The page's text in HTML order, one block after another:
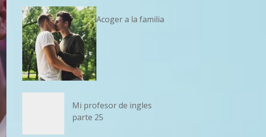
Acoger a la familia
Mi profesor de ingles
parte 25